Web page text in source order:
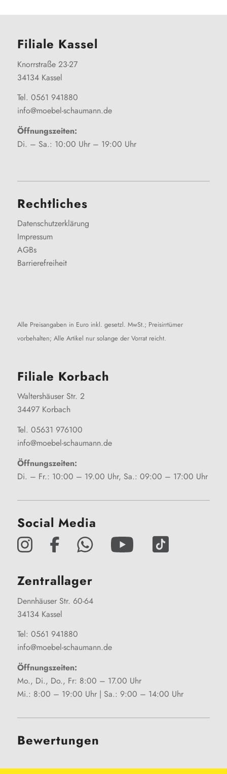
Filiale Kassel
Knorrstraße 23-27
34134 Kassel
Tel. 0561 941880
info@moebel-schaumann.de
Öffnungszeiten:
Di. – Sa.: 10:00 Uhr – 19:00 Uhr
Rechtliches
Datenschutzerklärung
Impressum
AGBs
Barrierefreiheit
Alle Preisangaben in Euro inkl. gesetzl. MwSt.; Preisirrtümer
vorbehalten; Alle Artikel nur solange der Vorrat reicht.
Filiale Korbach
Waltershäuser Str. 2
34497 Korbach
Tel. 05631 976100
info@moebel-schaumann.de
Öffnungszeiten:
Di. – Fr.: 10:00 – 19.00 Uhr, Sa.: 09:00 – 17:00 Uhr
Social Media
Zentrallager
Dennhäuser Str. 60-64
34134 Kassel
Tel: 0561 941880
info@moebel-schaumann.de
Öffnungszeiten:
Mo., Di., Do., Fr: 8:00 – 17.00 Uhr
Mi.: 8:00 – 19:00 Uhr | Sa.: 9:00 – 14:00 Uhr
Bewertungen